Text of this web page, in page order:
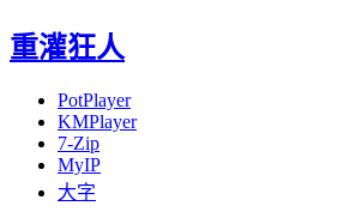
重灌狂人
PotPlayer
KMPlayer
7-Zip
MyIP
大字